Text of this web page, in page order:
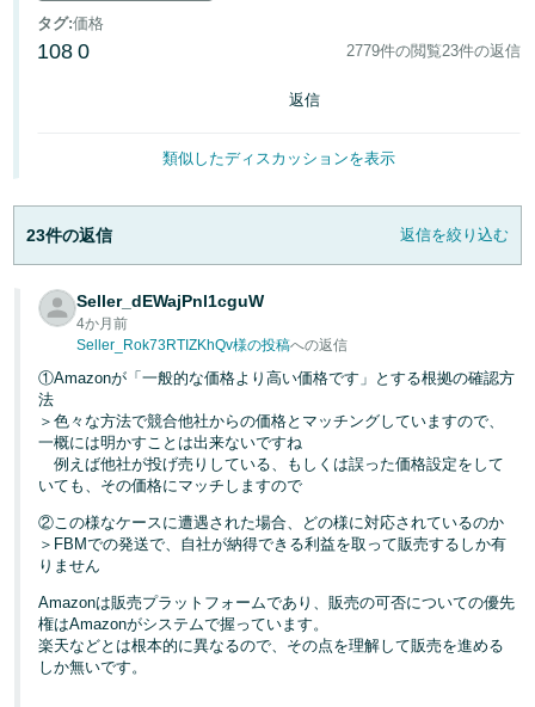
タグ:価格
108 0 2779件の閲覧23件の返信
返信
類似したディスカッションを表示
23件の返信 返信を絞り込む
Seller_dEWajPnl1cguW
4か月前
Seller_Rok73RTIZKhQv様の投稿への返信
①Amazonが「一般的な価格より高い価格です」とする根拠の確認方
法
＞色々な方法で競合他社からの価格とマッチングしていますので、
一概には明かすことは出来ないですね
例えば他社が投げ売りしている、もしくは誤った価格設定をして
いても、その価格にマッチしますので
②この様なケースに遭遇された場合、どの様に対応されているのか
＞FBMでの発送で、自社が納得できる利益を取って販売するしか有
りません
Amazonは販売プラットフォームであり、販売の可否についての優先
権はAmazonがシステムで握っています。
楽天などとは根本的に異なるので、その点を理解して販売を進める
しか無いです。